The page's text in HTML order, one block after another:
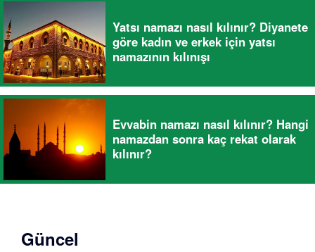
Yatsı namazı nasıl kılınır? Diyanete
göre kadın ve erkek için yatsı
namazının kılınışı
Evvabin namazı nasıl kılınır? Hangi
namazdan sonra kaç rekat olarak
kılınır?
Güncel